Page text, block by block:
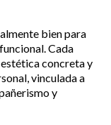
bien para
Cada
concreta y
vinculada a
y